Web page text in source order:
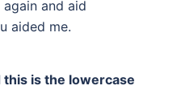
and aid
aided me.
is the lowercase